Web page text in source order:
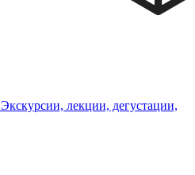
Экскурсии, лекции, дегустации,